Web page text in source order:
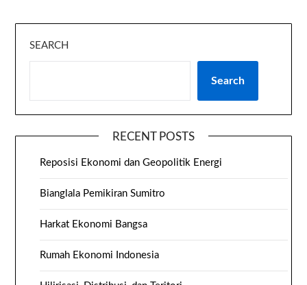
SEARCH
Search
RECENT POSTS
Reposisi Ekonomi dan Geopolitik Energi
Bianglala Pemikiran Sumitro
Harkat Ekonomi Bangsa
Rumah Ekonomi Indonesia